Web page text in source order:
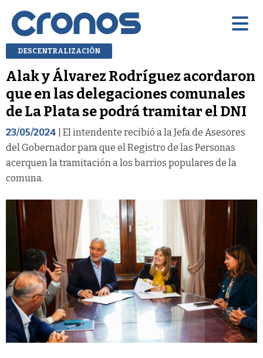
DESCENTRALIZACIÓN
Alak y Álvarez Rodríguez acordaron
que en las delegaciones comunales
de La Plata se podrá tramitar el DNI
23/05/2024 | El intendente recibió a la Jefa de Asesores
del Gobernador para que el Registro de las Personas
acerquen la tramitación a los barrios populares de la
comuna.